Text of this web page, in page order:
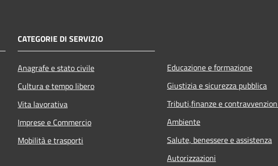
CATEGORIE DI SERVIZIO
Anagrafe e stato civile
Cultura e tempo libero
Vita lavorativa
Imprese e Commercio
Mobilità e trasporti
Educazione e formazione
Giustizia e sicurezza pubblica
Tributi,finanze e
Ambiente
Salute, benessere e assistenza
Autorizzazioni